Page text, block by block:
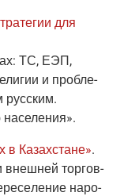
для
ТС, ЕЭП,
и про­бле­
рус­ским.
населения».
в Казах­стане».
внеш­ней тор­гов­
наро­